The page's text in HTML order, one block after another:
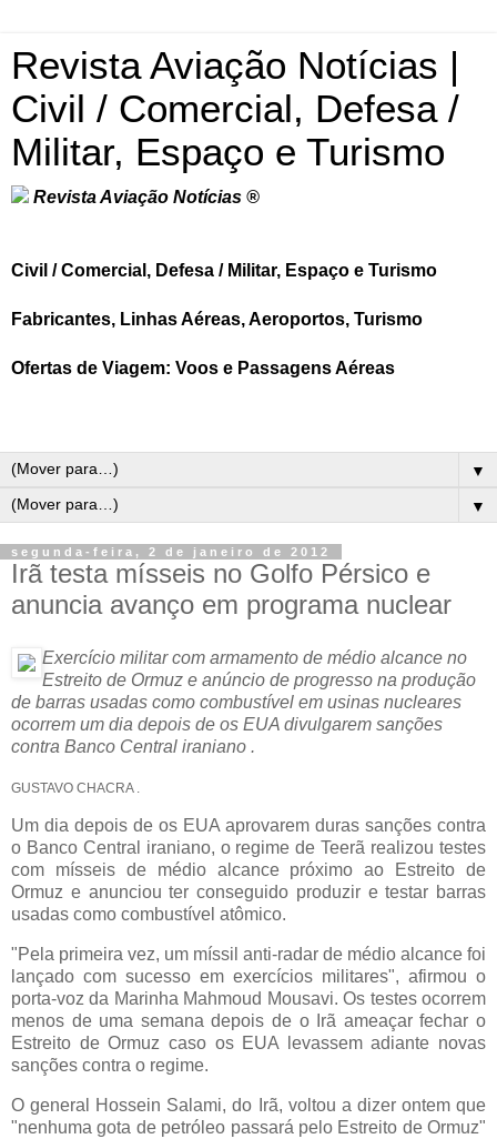
Revista Aviação Notícias |
Civil / Comercial, Defesa /
Militar, Espaço e Turismo
Revista Aviação Notícias ®
Civil / Comercial, Defesa / Militar, Espaço e Turismo
Fabricantes, Linhas Aéreas, Aeroportos, Turismo
Ofertas de Viagem: Voos e Passagens Aéreas
▼
▼
segunda-feira, 2 de janeiro de 2012
Irã testa mísseis no Golfo Pérsico e
anuncia avanço em programa nuclear
Exercício militar com armamento de médio alcance no
Estreito de Ormuz e anúncio de progresso na produção
de barras usadas como combustível em usinas nucleares
ocorrem um dia depois de os EUA divulgarem sanções
contra Banco Central iraniano .
GUSTAVO CHACRA .
Um dia depois de os EUA aprovarem duras sanções contra
o Banco Central iraniano, o regime de Teerã realizou testes
com mísseis de médio alcance próximo ao Estreito de
Ormuz e anunciou ter conseguido produzir e testar barras
usadas como combustível atômico.
"Pela primeira vez, um míssil anti-radar de médio alcance foi
lançado com sucesso em exercícios militares", afirmou o
porta-voz da Marinha Mahmoud Mousavi. Os testes ocorrem
menos de uma semana depois de o Irã ameaçar fechar o
Estreito de Ormuz caso os EUA levassem adiante novas
sanções contra o regime.
O general Hossein Salami, do Irã, voltou a dizer ontem que
"nenhuma gota de petróleo passará pelo Estreito de Ormuz"